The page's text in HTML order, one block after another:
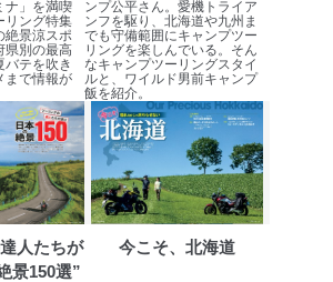
ナ」を満喫
リング特集
絶景涼スポ
県別の最高
バテを吹き
まで情報が
ンプ公平さん。愛機トライア
ンフを駆り、北海道や九州ま
でも守備範囲にキャンプツー
リングを楽しんでいる。そん
なキャンプツーリングスタイ
ルと、ワイルド男前キャンプ
飯を紹介。
人たちが
景150選”
今こそ、北海道